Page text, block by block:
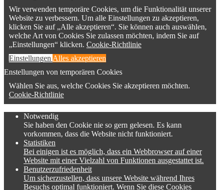
Wir verwenden temporäre Cookies, um die Funktionalität unserer
Website zu verbessern. Um alle Einstellungen zu akzeptieren,
klicken Sie auf „Alle akzeptieren“. Sie können auch auswählen,
welche Art von Cookies Sie zulassen möchten, indem Sie auf
„Einstellungen“ klicken. Cookie-Richtlinie
Einstellungen Alles akzeptieren
Enstellungen von temporären Cookies
Wählen Sie aus, welche Cookies Sie akzeptieren möchten.
Cookie-Richtlinie
Notwendig
Sie haben den Cookie nie so gern gelesen. Es kann
vorkommen, dass die Website nicht funktioniert.
Statistiken
Bei einigen ist es möglich, dass ein Webbrowser auf einer
Website mit einer Vielzahl von Funktionen ausgestattet ist.
Benutzerzufriedenheit
Um sicherzustellen, dass unsere Website während Ihres
Besuchs optimal funktioniert. Wenn Sie diese Cookies